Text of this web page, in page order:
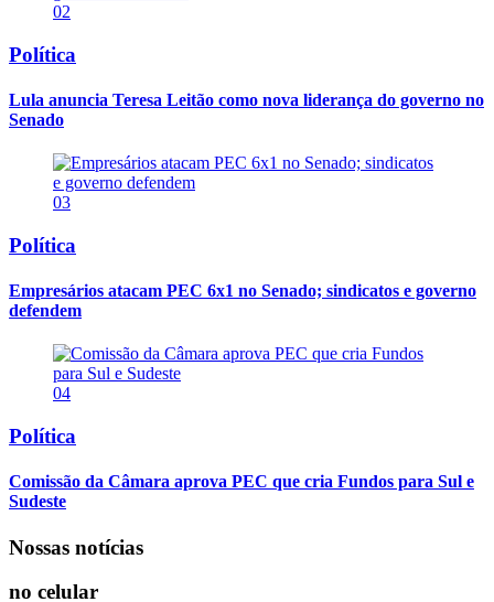
02
Política
Lula anuncia Teresa Leitão como nova liderança do governo no
Senado
03
Política
Empresários atacam PEC 6x1 no Senado; sindicatos e governo
defendem
04
Política
Comissão da Câmara aprova PEC que cria Fundos para Sul e
Sudeste
Nossas notícias
no celular